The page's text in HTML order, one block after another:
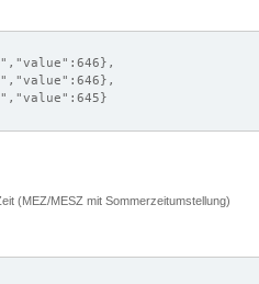
(MEZ/MESZ mit Sommerzeitumstellung)